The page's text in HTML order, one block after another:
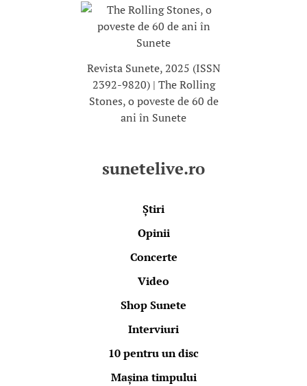
Revista Sunete, 2025 (ISSN
2392-9820) | The Rolling
Stones, o poveste de 60 de
ani în Sunete
sunetelive.ro
Știri
Opinii
Concerte
Video
Shop Sunete
Interviuri
10 pentru un disc
Mașina timpului